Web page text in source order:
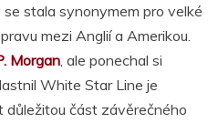
stala synonymem pro velké
mezi Anglií a Amerikou.
Morgan , ale ponechal si
White Star Line je
důležitou část závěrečného